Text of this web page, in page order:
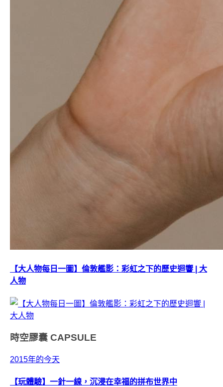
【大人物每日一圖】倫敦艦影：彩虹之下的歷史迴響 | 大
人物
時空膠囊 CAPSULE
2015年的今天
【玩體驗】一針一線，沉浸在幸福的拼布世界中